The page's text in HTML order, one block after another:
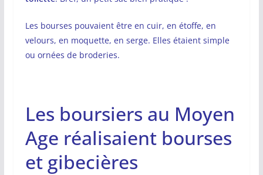
Les bourses pouvaient être en cuir, en étoffe, en
velours, en moquette, en serge. Elles étaient simple
ou ornées de broderies.
Les boursiers au Moyen
Age réalisaient bourses
et gibecières